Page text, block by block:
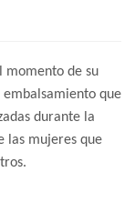
momento de su
que
durante la
las mujeres que